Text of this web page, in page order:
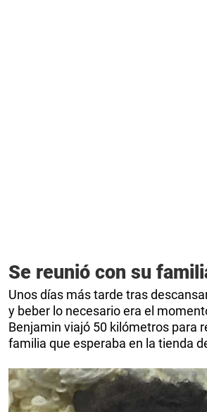
Se reunió con su
Unos días más tarde tras
y beber lo necesario era el
Benjamin viajó 50 kilómetros para
familia que esperaba en la tienda